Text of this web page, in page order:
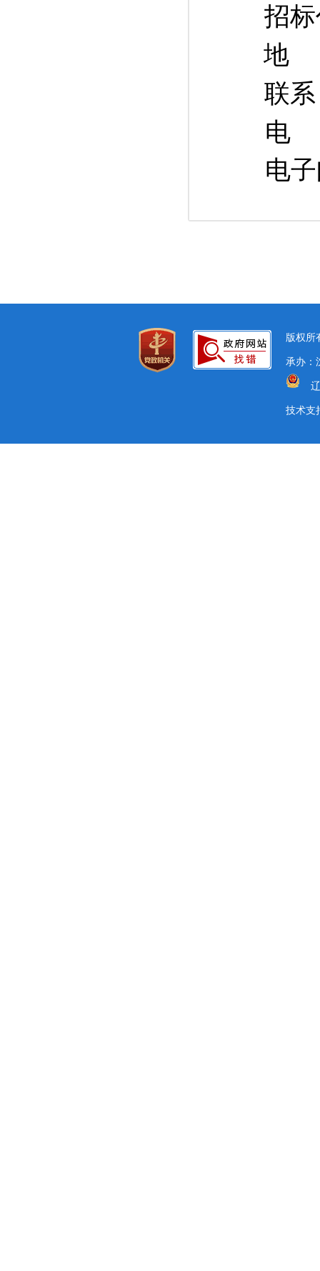
招
地
联系
电
电
版权所
承办：
技术支